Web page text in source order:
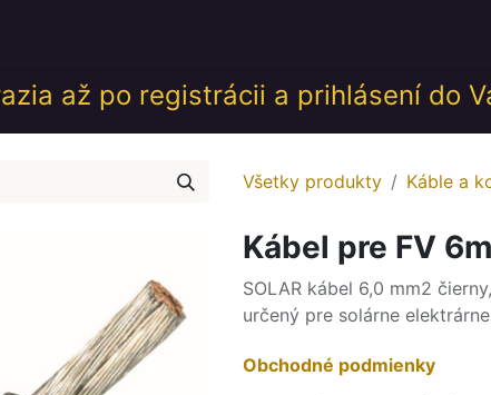
až po registrácii a prihlásení do
Všetky produkty Káble a
Kábel pre FV
SOLAR kábel 6,0 mm2
určený pre solárne
Obchodné podmienky